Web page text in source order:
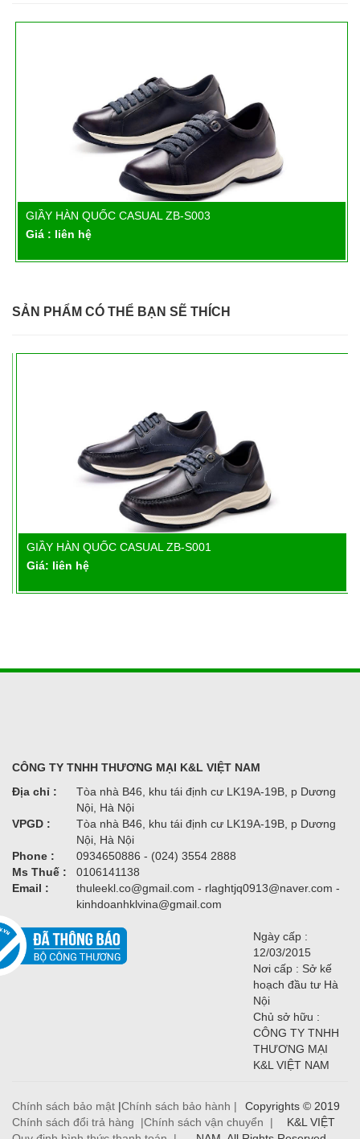
Chi tiết
GIẦY HÀN QUỐC CASUAL ZB-S003
Giá : liên hệ
SẢN PHẨM CÓ THỂ BẠN SẼ THÍCH
Chi tiết
GIẦY HÀN QUỐC CASUAL ZB-S001
Giá: liên hệ
CÔNG TY TNHH THƯƠNG MẠI K&L VIỆT NAM
Địa chỉ :
Tòa nhà B46, khu tái định cư LK19A-19B, p Dương
Nội, Hà Nội
VPGD :
Tòa nhà B46, khu tái định cư LK19A-19B, p Dương
Nội, Hà Nội
Phone :
0934650886 - (024) 3554 2888
Ms Thuế :
0106141138
Email :
thuleekl.co@gmail.com - rlaghtjq0913@naver.com -
kinhdoanhklvina@gmail.com
Ngày cấp :
12/03/2015
Nơi cấp : Sở kế
hoạch đầu tư Hà
Nội
Chủ sở hữu :
CÔNG TY TNHH
THƯƠNG MẠI
K&L VIỆT NAM
Chính sách bảo mật |Chính sách bảo hành |
Chính sách đổi trả hàng |Chính sách vận chuyển |
Copyrights © 2019
K&L VIỆT